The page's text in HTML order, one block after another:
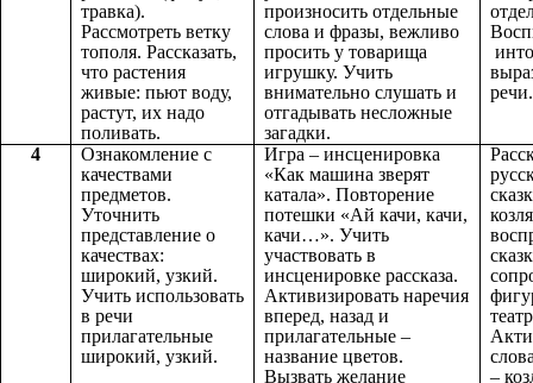
травка).
Рассмотреть ветку
тополя. Рассказать,
что растения
живые: пьют воду,
растут, их надо
поливать.
произносить отдельные
слова и фразы, вежливо
просить у товарища
игрушку. Учить
внимательно слушать и
отгадывать несложные
загадки.
речи.
4
Ознакомление с
качествами
предметов.
Уточнить
представление о
качествах:
широкий, узкий.
Учить использовать
в речи
прилагательные
широкий, узкий.
Игра – инсценировка
«Как машина зверят
катала». Повторение
потешки «Ай качи, качи,
качи…». Учить
участвовать в
инсценировке рассказа.
Активизировать наречия
вперед, назад и
прилагательные –
название цветов.
Вызвать желание
–